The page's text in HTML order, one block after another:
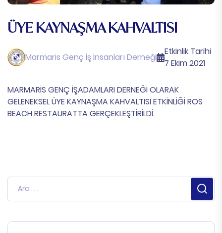
ÜYE KAYNAŞMA KAHVALTISI
Marmaris Genç İş İnsanları Derneği
Etkinlik Tarihi
7 Ekim 2021
MARMARİS GENÇ İŞADAMLARI DERNEĞİ OLARAK
GELENEKSEL ÜYE KAYNAŞMA KAHVALTISI ETKİNLİĞİ ROS
BEACH RESTAURATTA GERÇEKLEŞTİRİLDİ. ​